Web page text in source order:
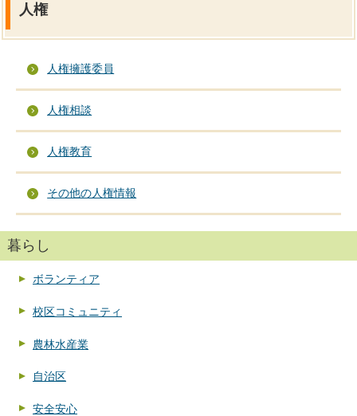
人権
人権擁護委員
人権相談
人権教育
その他の人権情報
暮らし
ボランティア
校区コミュニティ
農林水産業
自治区
安全安心